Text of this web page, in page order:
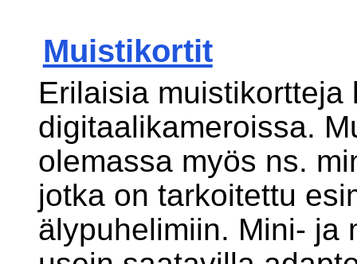
Muistikortit
Erilaisia
digitaalikameroissa.
olemassa myös ns.
jotka on tarkoitettu
älypuhelimiin. Mini- ja